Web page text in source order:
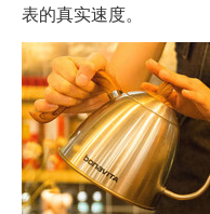
表的真实速度。